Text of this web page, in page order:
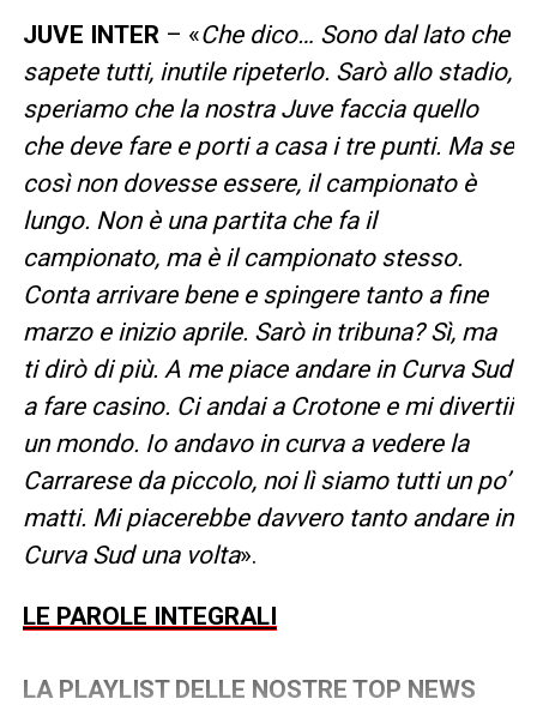
JUVE INTER – «Che dico… Sono dal lato che
sapete tutti, inutile ripeterlo. Sarò allo stadio,
speriamo che la nostra Juve faccia quello
che deve fare e porti a casa i tre punti. Ma se
così non dovesse essere, il campionato è
lungo. Non è una partita che fa il
campionato, ma è il campionato stesso.
Conta arrivare bene e spingere tanto a fine
marzo e inizio aprile. Sarò in tribuna? Sì, ma
ti dirò di più. A me piace andare in Curva Sud
a fare casino. Ci andai a Crotone e mi divertii
un mondo. Io andavo in curva a vedere la
Carrarese da piccolo, noi lì siamo tutti un po’
matti. Mi piacerebbe davvero tanto andare in
Curva Sud una volta».
LE PAROLE INTEGRALI
LA PLAYLIST DELLE NOSTRE TOP NEWS